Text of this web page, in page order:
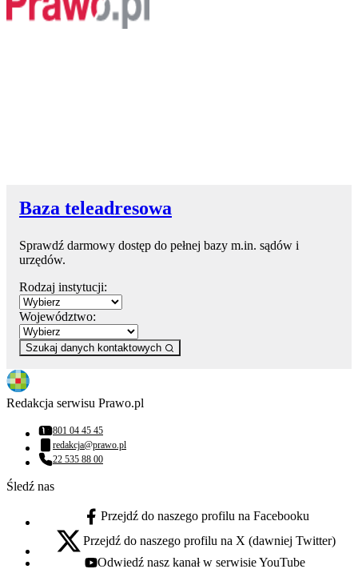
Baza teleadresowa
Sprawdź darmowy dostęp do pełnej bazy m.in. sądów i
urzędów.
Rodzaj instytucji:
Województwo:
Szukaj danych kontaktowych
Redakcja serwisu Prawo.pl
Numer telefonu:
801 04 45 45
Adres email:
redakcja@prawo.pl
Numer telefonu:
22 535 88 00
Śledź nas
facebook - otwiera się w nowej karcie
Przejdź do naszego profilu na Facebooku
x - otwiera się w nowej karcie
Przejdź do naszego profilu na X (dawniej Twitter)
youtube - otwiera się w nowej karcie
Odwiedź nasz kanał w serwisie YouTube